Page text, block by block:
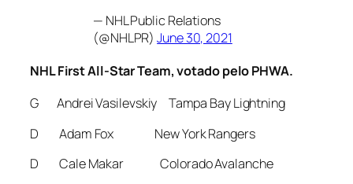
— NHL Public Relations
(@NHLPR)June 30, 2021
NHL First All-Star Team, votado pelo PHWA.
G Andrei Vasilevskiy Tampa Bay Lightning
D Adam Fox New York Rangers
D Cale Makar Colorado Avalanche